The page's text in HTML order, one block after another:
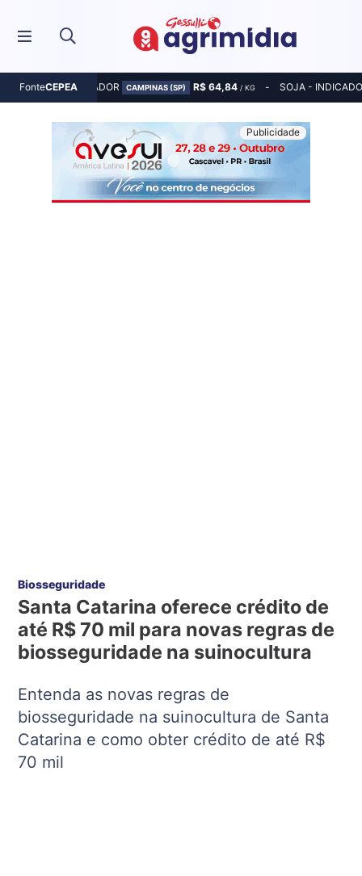
FonteCEPEA
MILHO - INDICADOR CAMPINAS (SP) R$ 64,84 / KG SOJA -
Biosseguridade
Santa Catarina oferece crédito de
até R$ 70 mil para novas regras de
biosseguridade na suinocultura
Entenda as novas regras de
biosseguridade na suinocultura de Santa
Catarina e como obter crédito de até R$
70 mil